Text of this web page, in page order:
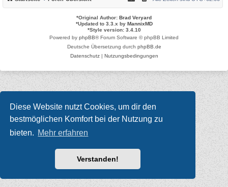
Diese Website nutzt Cookies, um dir den
bestmöglichen Komfort bei der Nutzung zu
bieten. Mehr erfahren
Verstanden!
*Original Author: Brad Veryard
*Updated to 3.3.x by MannixMD
*Style version: 3.4.10
Powered by phpBB® Forum Software © phpBB Limited
Deutsche Übersetzung durch phpBB.de
Datenschutz| Nutzungsbedingungen